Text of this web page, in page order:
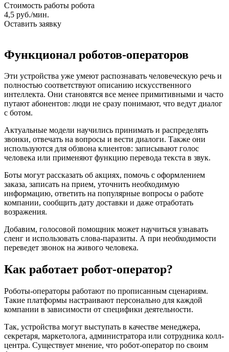
Стоимость работы робота
4,5 руб./мин.
Оставить заявку
Функционал роботов-операторов
Эти устройства уже умеют распознавать человеческую речь и
полностью соответствуют описанию искусственного
интеллекта. Они становятся все менее примитивными и часто
путают абонентов: люди не сразу понимают, что ведут диалог
с ботом.
Актуальные модели научились принимать и распределять
звонки, отвечать на вопросы и вести диалоги. Также они
используются для обзвона клиентов: записывают голос
человека или применяют функцию перевода текста в звук.
Боты могут рассказать об акциях, помочь с оформлением
заказа, записать на прием, уточнить необходимую
информацию, ответить на популярные вопросы о работе
компании, сообщить дату доставки и даже отработать
возражения.
Добавим, голосовой помощник может научиться узнавать
сленг и использовать слова-паразиты. А при необходимости
переведет звонок на живого человека.
Как работает робот-оператор?
Роботы-операторы работают по прописанным сценариям.
Такие платформы настраивают персонально для каждой
компании в зависимости от специфики деятельности.
Так, устройства могут выступать в качестве менеджера,
секретаря, маркетолога, администратора или сотрудника колл-
центра. Существует мнение, что робот-оператор по своим